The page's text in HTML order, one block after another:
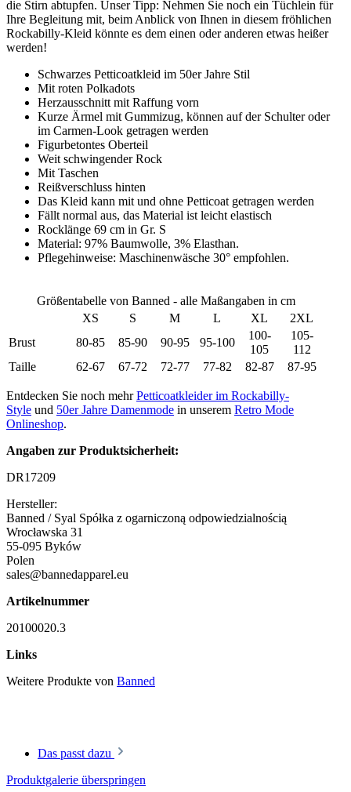
die Stirn abtupfen. Unser Tipp: Nehmen Sie noch ein Tüchlein für
Ihre Begleitung mit, beim Anblick von Ihnen in diesem fröhlichen
Rockabilly-Kleid könnte es dem einen oder anderen etwas heißer
werden!
Schwarzes Petticoatkleid im 50er Jahre Stil
Mit roten Polkadots
Herzausschnitt mit Raffung vorn
Kurze Ärmel mit Gummizug, können auf der Schulter oder
im Carmen-Look getragen werden
Figurbetontes Oberteil
Weit schwingender Rock
Mit Taschen
Reißverschluss hinten
Das Kleid kann mit und ohne Petticoat getragen werden
Fällt normal aus, das Material ist leicht elastisch
Rocklänge 69 cm in Gr. S
Material: 97% Baumwolle, 3% Elasthan.
Pflegehinweise: Maschinenwäsche 30° empfohlen.
Größentabelle von Banned - alle Maßangaben in cm
XS
S M L XL
2XL
Brust
80-85 85-90 90-95 95-100
100-
105
105-
112
Taille
62-67 67-72 72-77 77-82 82-87 87-95
Entdecken Sie noch mehrPetticoatkleider im Rockabilly-
Style und 50er Jahre Damenmode in unserem Retro Mode
Onlineshop.
Angaben zur Produktsicherheit:
DR17209
Hersteller:
Banned / Syal Spółka z ogarniczoną odpowiedzialnością
Wrocławska 31
55-095 Byków
Polen
sales@bannedapparel.eu
Artikelnummer
20100020.3
Links
Weitere Produkte von Banned
Das passt dazu
Produktgalerie überspringen